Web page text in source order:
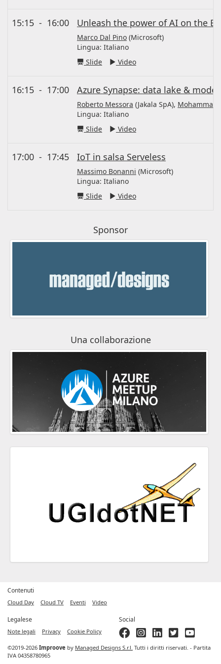
15:15 - 16:00 Unleash the power of AI on the
Marco Dal Pino (Microsoft)
Lingua: Italiano
Slide
Video
16:15 - 17:00 Azure Synapse: data lake &
Roberto Messora (Jakala SpA), Mohammad
Lingua: Italiano
Slide
Video
17:00 - 17:45 IoT in salsa Serveless
Massimo Bonanni (Microsoft)
Lingua: Italiano
Slide
Video
Sponsor
Una collaborazione
Contenuti
Cloud Day Cloud TV Eventi Video
Legalese
Note legali Privacy Cookie Policy
Social
©2019-2026 Improove by Managed Designs S.r.l. Tutti i diritti riservati. - Partita
IVA 04358780965